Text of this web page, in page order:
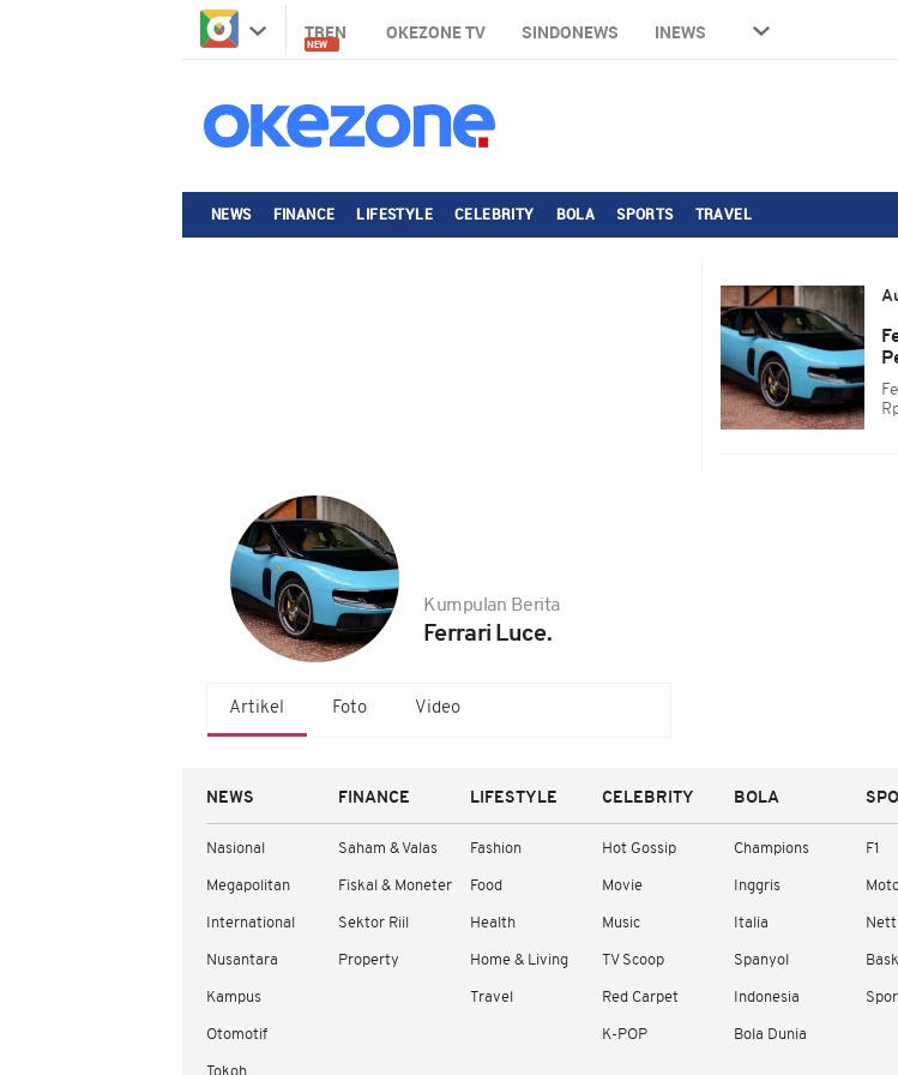
TREN
NEW
OKEZONE TV SINDONEWS INEWS
NEWS FINANCE LIFESTYLE CELEBRITY BOLA SPORTS TRAVEL
Kumpulan Berita
Ferrari Luce.
Artikel Foto Video
NEWS
Nasional
Megapolitan
International
Nusantara
Kampus
Otomotif
FINANCE
Saham & Valas
Fiskal & Moneter
Sektor Riil
Property
LIFESTYLE
Fashion
Food
Health
Home & Living
Travel
CELEBRITY
Hot Gossip
Movie
Music
TV Scoop
Red Carpet
K-POP
BOLA
Champions
Inggris
Italia
Spanyol
Indonesia
Bola Dunia
F1